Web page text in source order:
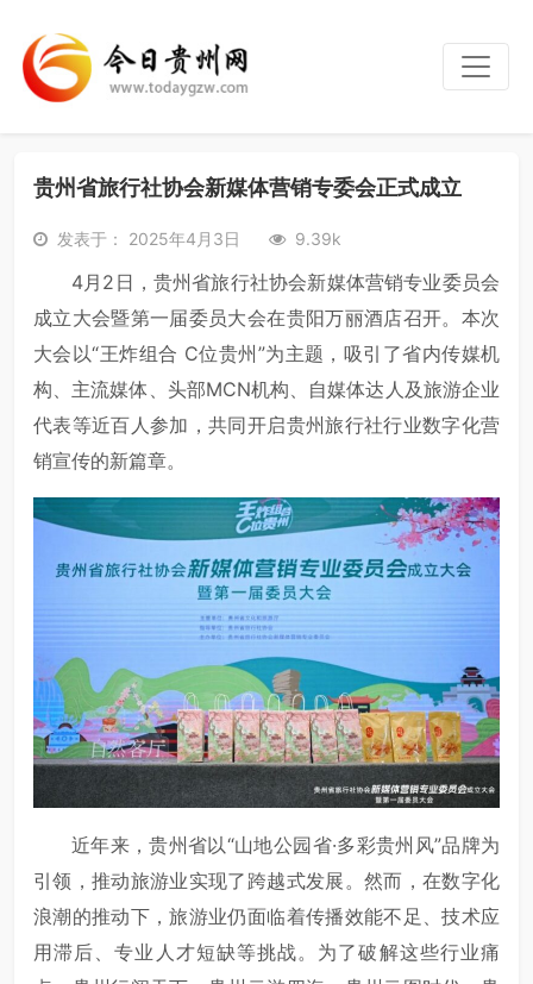
贵州省旅行社协会新媒体营销专委会正式成立
发表于： 2025年4月3日 9.39k
4月2日，贵州省旅行社协会新媒体营销专业委员会
成立大会暨第一届委员大会在贵阳万丽酒店召开。本次
大会以“王炸组合 C位贵州”为主题，吸引了省内传媒机
构、主流媒体、头部MCN机构、自媒体达人及旅游企业
代表等近百人参加，共同开启贵州旅行社行业数字化营
销宣传的新篇章。
近年来，贵州省以“山地公园省·多彩贵州风”品牌为
引领，推动旅游业实现了跨越式发展。然而，在数字化
浪潮的推动下，旅游业仍面临着传播效能不足、技术应
用滞后、专业人才短缺等挑战。为了破解这些行业痛